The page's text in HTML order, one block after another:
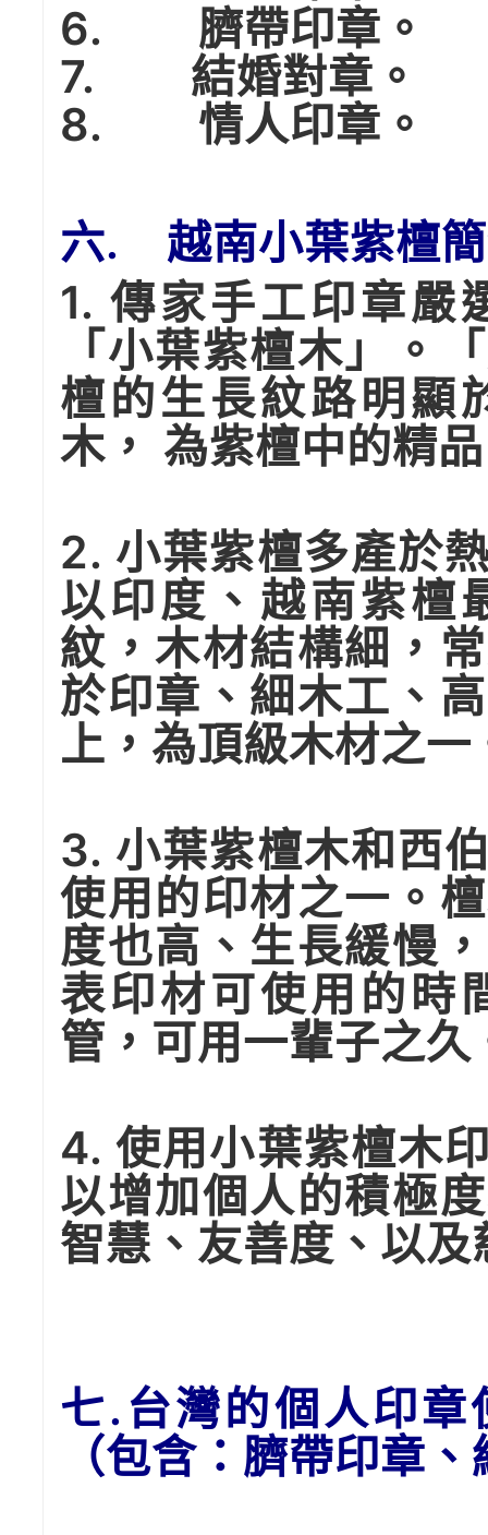
6. 臍帶印章。
7. 結婚對章。
8. 情人印章。
六. 越南小葉紫檀
1. 傳家手工印章嚴
「小葉紫檀木」。
檀的生長紋路明顯
木， 為紫檀中的精
2. 小葉紫檀多產於
以印度、越南紫檀
紋，木材結構細，
於印章、細木工、
上，為頂級木材之一
3. 小葉紫檀木和西
使用的印材之一。
度也高、生長緩慢
表印材可使用的時
管，可用一輩子之久
4. 使用小葉紫檀木
以增加個人的積極
智慧、友善度、以
七.台灣的個人印
（包含：臍帶印章